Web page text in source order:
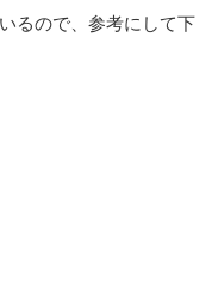
るので、参考にして下